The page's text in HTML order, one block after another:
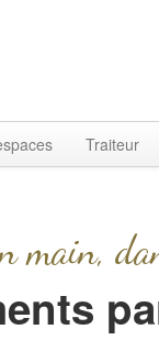
Traiteur
main,